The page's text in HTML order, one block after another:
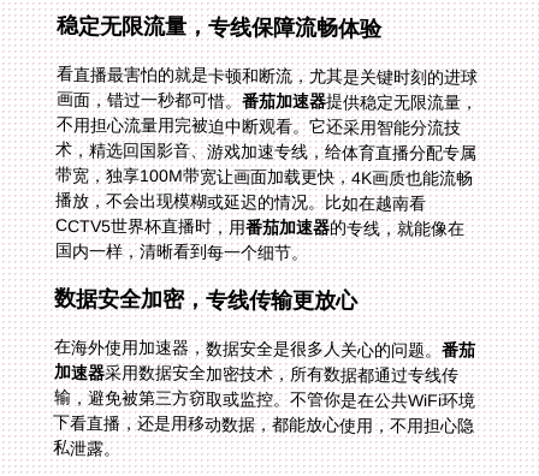
稳定无限流量，专线保障流畅体验
看直播最害怕的就是卡顿和断流，尤其是关键时刻的进球
画面，错过一秒都可惜。番茄加速器提供稳定无限流量，
不用担心流量用完被迫中断观看。它还采用智能分流技
术，精选回国影音、游戏加速专线，给体育直播分配专属
带宽，独享100M带宽让画面加载更快，4K画质也能流畅
播放，不会出现模糊或延迟的情况。比如在越南看
CCTV5世界杯直播时，用番茄加速器的专线，就能像在
国内一样，清晰看到每一个细节。
数据安全加密，专线传输更放心
在海外使用加速器，数据安全是很多人关心的问题。番茄
加速器采用数据安全加密技术，所有数据都通过专线传
输，避免被第三方窃取或监控。不管你是在公共WiFi环境
下看直播，还是用移动数据，都能放心使用，不用担心隐
私泄露。